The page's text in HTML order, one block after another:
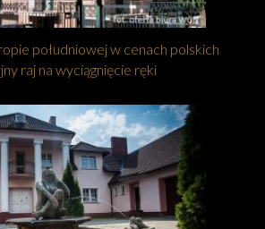
południowej w cenach polskich
raj na wyciągnięcie ręki